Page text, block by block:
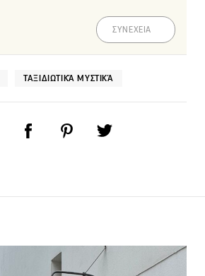
ΣΥΝΕΧΕΙΑ
ΤΑΞΙΔΙΩΤΙΚΆ ΜΥΣΤΙΚΆ